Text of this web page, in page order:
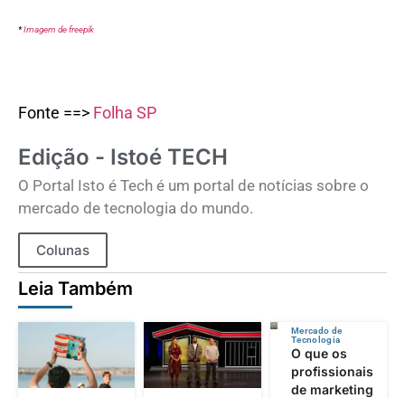
*Imagem de freepik
Fonte ==> Folha SP
Edição - Istoé TECH
O Portal Isto é Tech é um portal de notícias sobre o
mercado de tecnologia do mundo.
Colunas
Leia Também
Mercado de
Tecnologia
O que os
profissionais
de marketing